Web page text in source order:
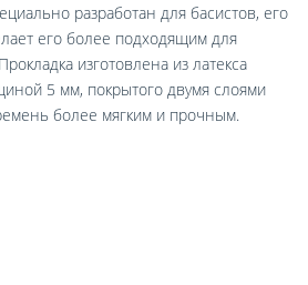
разработан для басистов, его
его более подходящим для
изготовлена из латекса
5 мм, покрытого двумя слоями
более мягким и прочным.